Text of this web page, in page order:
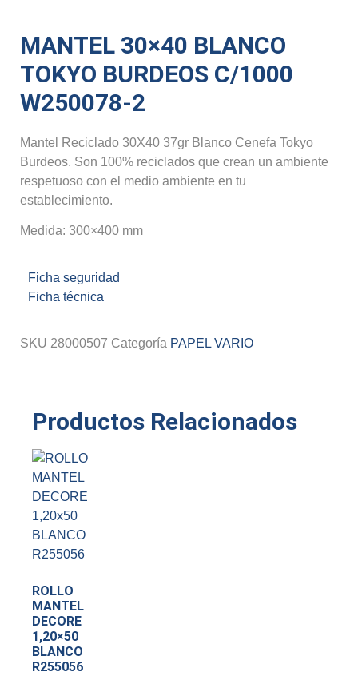
MANTEL 30×40 BLANCO
TOKYO BURDEOS C/1000
W250078-2
Mantel Reciclado 30X40 37gr Blanco Cenefa Tokyo
Burdeos. Son 100% reciclados que crean un ambiente
respetuoso con el medio ambiente en tu
establecimiento.
Medida: 300×400 mm
Ficha seguridad
Ficha técnica
SKU 28000507 Categoría PAPEL VARIO
Productos Relacionados
ROLLO
MANTEL
DECORE
1,20×50
BLANCO
R255056